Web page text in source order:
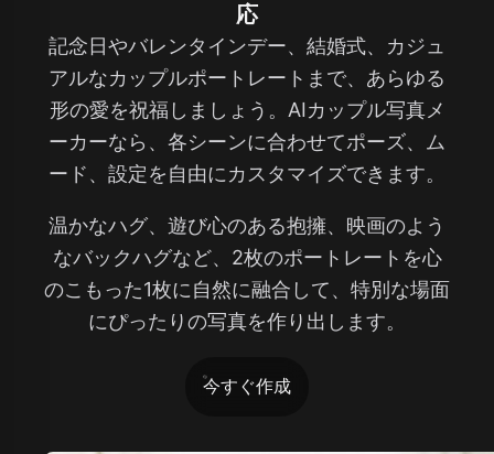
応
記念日やバレンタインデー、結婚式、カジュ
アルなカップルポートレートまで、あらゆる
形の愛を祝福しましょう。AIカップル写真メ
ーカーなら、各シーンに合わせてポーズ、ム
ード、設定を自由にカスタマイズできます。
温かなハグ、遊び心のある抱擁、映画のよう
なバックハグなど、2枚のポートレートを心
のこもった1枚に自然に融合して、特別な場面
にぴったりの写真を作り出します。
今すぐ作成